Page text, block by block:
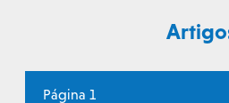
Página 1